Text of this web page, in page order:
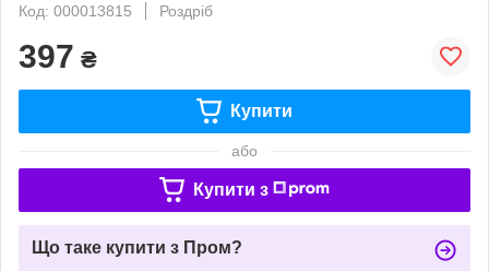
Код: 000013815
Роздріб
397 ₴
Купити
або
Купити з
Що таке купити з Пром?